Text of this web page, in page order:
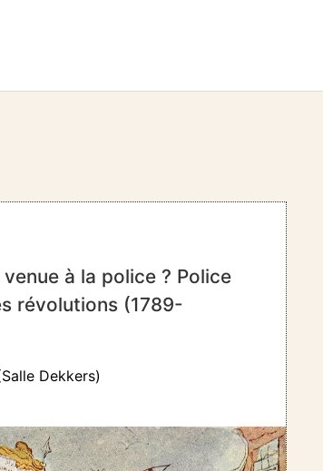
à la police ? Police
révolutions (1789-
Dekkers)